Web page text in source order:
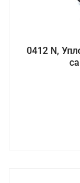
0412 N,